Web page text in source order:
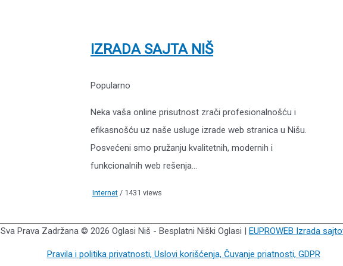
IZRADA SAJTA NIŠ
Popularno
Neka vaša online prisutnost zrači profesionalnošću i
efikasnošću uz naše usluge izrade web stranica u Nišu.
Posvećeni smo pružanju kvalitetnih, modernih i
funkcionalnih web rešenja...
Internet / 1431 views
Sva Prava Zadržana © 2026 Oglasi Niš - Besplatni Niški Oglasi | EUPROWEB Izrada
Pravila i politika privatnosti, Uslovi korišćenja, Čuvanje priatnosti, GDPR